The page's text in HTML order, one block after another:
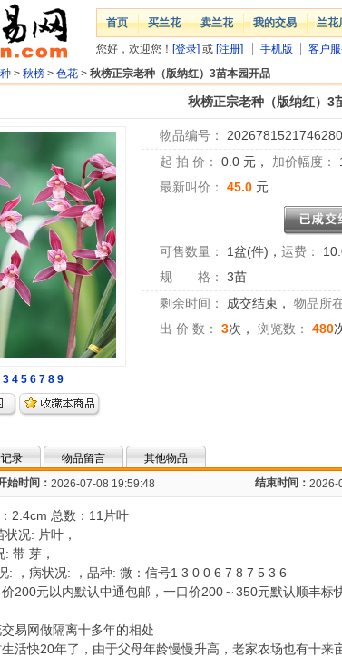
首页 买兰花 卖兰花 我的交易 兰花
您好，欢迎您！ [登录] 或 [注册] 手机版 客户
> 秋榜 > 色花 > 秋榜正宗老种（版纳红）3苗本园开品
秋榜正宗老种（版纳红）3
3 4 5 6 7 8 9
物品编号：
起 拍 价：
0.0 元， 加价幅度：
最新叫价：
45.0 元
可售数量： 1盆(件) ， 运费：
规 格：
3苗
剩余时间：
成交结束 ， 物品所
出 价 数：
3次， 浏览数： 480
录 物品留言
其他物品
始时间： 2026-07-08 19:59:48 结束时间： 2026-
2.4cm 总数：11片叶
况: 片叶，
带 芽，
: ，病状况: ，品种: 微：信号1 3 0 0 6 7 8 7 5 3 6
200元以内默认中通包邮，一口价200～350元默认顺丰
易网做隔离十多年的相处
活快20年了，由于父母年龄慢慢升高，老家农场也有十